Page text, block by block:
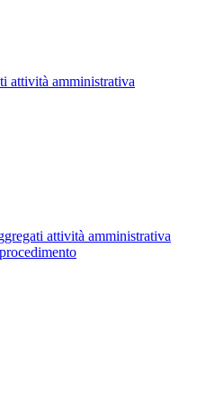
attività amministrativa
attività amministrativa